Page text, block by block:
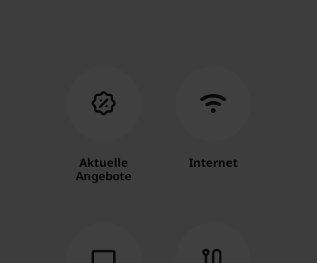
Aktuelle
Angebote
Internet